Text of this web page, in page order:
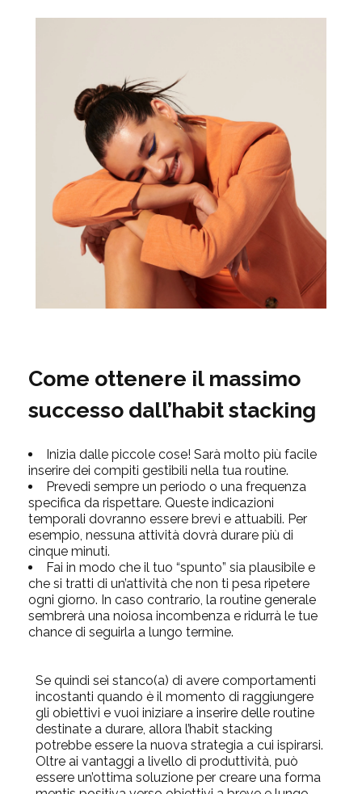
Come ottenere il massimo
successo dall’habit stacking
Inizia dalle piccole cose! Sarà molto più facile
inserire dei compiti gestibili nella tua routine.
Prevedi sempre un periodo o una frequenza
specifica da rispettare. Queste indicazioni
temporali dovranno essere brevi e attuabili. Per
esempio, nessuna attività dovrà durare più di
cinque minuti.
Fai in modo che il tuo “spunto” sia plausibile e
che si tratti di un’attività che non ti pesa ripetere
ogni giorno. In caso contrario, la routine generale
sembrerà una noiosa incombenza e ridurrà le tue
chance di seguirla a lungo termine.
Se quindi sei stanco(a) di avere comportamenti
incostanti quando è il momento di raggiungere
gli obiettivi e vuoi iniziare a inserire delle routine
destinate a durare, allora l’habit stacking
potrebbe essere la nuova strategia a cui ispirarsi.
Oltre ai vantaggi a livello di produttività, può
essere un’ottima soluzione per creare una forma